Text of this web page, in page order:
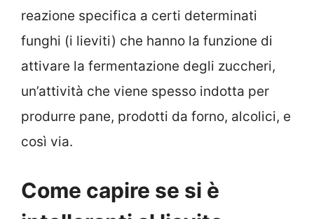
reazione specifica a certi determinati
funghi (i lieviti) che hanno la funzione di
attivare la fermentazione degli zuccheri,
un’attività che viene spesso indotta per
produrre pane, prodotti da forno, alcolici, e
così via.
Come capire se si è